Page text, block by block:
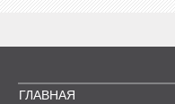
ГЛАВНАЯ